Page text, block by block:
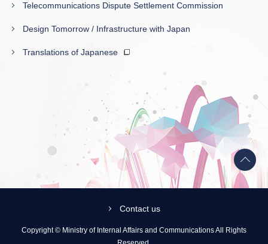
Telecommunications Dispute Settlement Commission
Design Tomorrow / Infrastructure with Japan
Translations of Japanese
Back
to
top
Contact us
Copyright © Ministry of Internal Affairs and Communications All Rights